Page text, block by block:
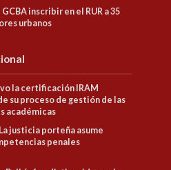
inscribir en el RUR a 35
urbanos
la certificación IRAM
su proceso de gestión de las
académicas
justicia porteña asume
penales